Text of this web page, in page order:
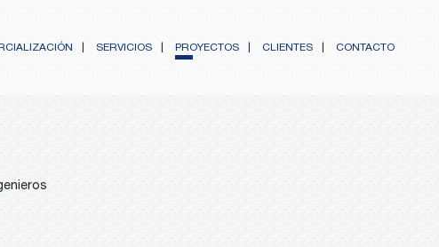
SERVICIOS PROYECTOS CLIENTES CONTACTO